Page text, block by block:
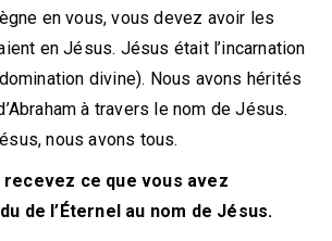
en vous, vous devez avoir les
en Jésus. Jésus était l’incarnation
divine). Nous avons hérités
à travers le nom de Jésus.
nous avons tous.
recevez ce que vous avez
de l’Éternel au nom de Jésus.